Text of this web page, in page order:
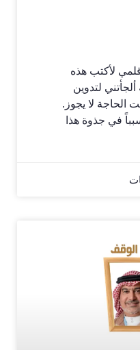
لأكتب هذه
لتدوين
الحاجة لا يجوز.
في جذوة هذا